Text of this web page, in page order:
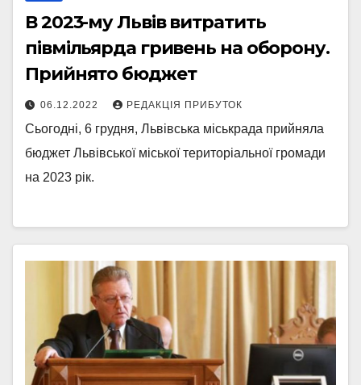
В 2023-му Львів витратить
півмільярда гривень на оборону.
Прийнято бюджет
06.12.2022 РЕДАКЦІЯ ПРИБУТОК
Сьогодні, 6 грудня, Львівська міськрада прийняла
бюджет Львівської міської територіальної громади
на 2023 рік.